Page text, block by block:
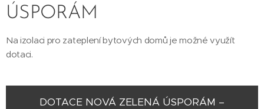
ÚSPORÁM
Na izolaci pro zateplení bytových domů je možné využít
dotaci.
DOTACE NOVÁ ZELENÁ ÚSPORÁM –